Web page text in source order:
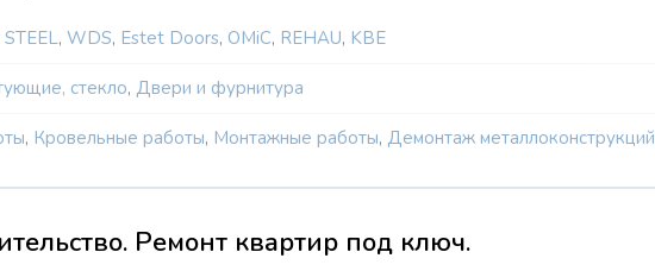
STEEL, WDS, Estet Doors, ОМіС, REHAU, KBE
стекло, Двери и фурнитура
, Кровельные работы, Монтажные работы, Демонтаж металлоконструкций
Ремонт квартир под ключ.